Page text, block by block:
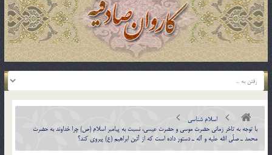
اسلام شناسی
با توجه به تاخر زماني حضرت موسي و حضرت عيسي، نسبت به پيامبر اسلام (ص) چرا خداوند به حضرت
محمد ـ صلّي الله عليه و آله ـ دستور داده است كه از آئين ابراهيم (ع) پيروي كند؟